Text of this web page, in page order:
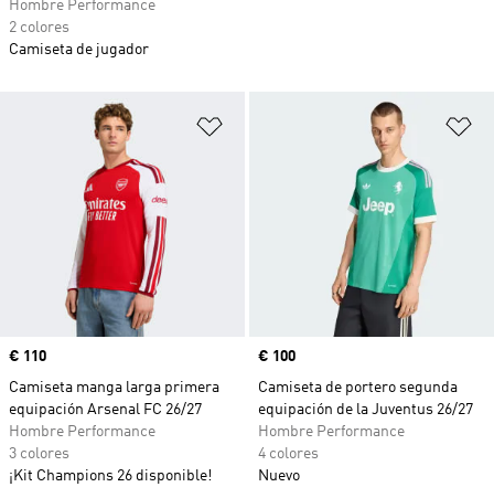
Añadir a la lista de deseos
Precio
€ 110
Camiseta manga larga primera
equipación Arsenal FC 26/27
Hombre Performance
3 colores
¡Kit Champions 26 disponible!
Precio
€ 100
Camiseta de portero segunda
equipación de la Juventus 26/27
Hombre Performance
4 colores
Nuevo
Hombre Performance
2 colores
Camiseta de jugador